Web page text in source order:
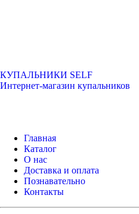
КУПАЛЬНИКИ SELF
Интернет-магазин купальников
Главная
Каталог
О нас
Доставка и оплата
Познавательно
Контакты